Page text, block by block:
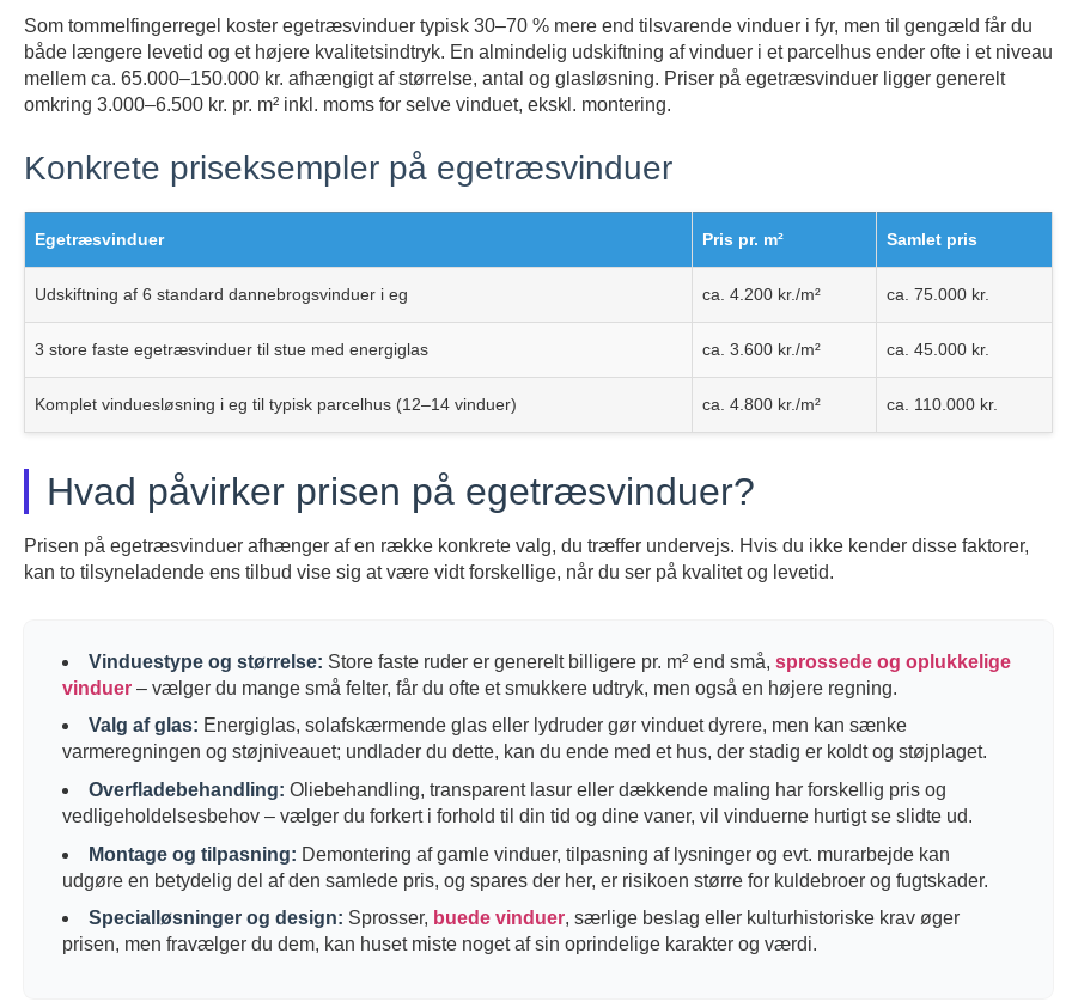
Som tommelfingerregel koster egetræsvinduer typisk 30–70 % mere end tilsvarende vinduer i fyr, men til gengæld får du
både længere levetid og et højere kvalitetsindtryk. En almindelig udskiftning af vinduer i et parcelhus ender ofte i et niveau
mellem ca. 65.000–150.000 kr. afhængigt af størrelse, antal og glasløsning. Priser på egetræsvinduer ligger generelt
omkring 3.000–6.500 kr. pr. m² inkl. moms for selve vinduet, ekskl. montering.
Konkrete priseksempler på egetræsvinduer
Egetræsvinduer Pris pr. m² Samlet pris
Udskiftning af 6 standard dannebrogsvinduer i eg ca. 4.200 kr./m² ca. 75.000 kr.
3 store faste egetræsvinduer til stue med energiglas ca. 3.600 kr./m² ca. 45.000 kr.
Komplet vinduesløsning i eg til typisk parcelhus (12–14 vinduer) ca. 4.800 kr./m² ca. 110.000 kr.
Hvad påvirker prisen på egetræsvinduer?
Prisen på egetræsvinduer afhænger af en række konkrete valg, du træffer undervejs. Hvis du ikke kender disse faktorer,
kan to tilsyneladende ens tilbud vise sig at være vidt forskellige, når du ser på kvalitet og levetid.
Vinduestype og størrelse: Store faste ruder er generelt billigere pr. m² end små, sprossede og oplukkelige
vinduer – vælger du mange små felter, får du ofte et smukkere udtryk, men også en højere regning.
Valg af glas: Energiglas, solafskærmende glas eller lydruder gør vinduet dyrere, men kan sænke
varmeregningen og støjniveauet; undlader du dette, kan du ende med et hus, der stadig er koldt og støjplaget.
Overfladebehandling: Oliebehandling, transparent lasur eller dækkende maling har forskellig pris og
vedligeholdelsesbehov – vælger du forkert i forhold til din tid og dine vaner, vil vinduerne hurtigt se slidte ud.
Montage og tilpasning: Demontering af gamle vinduer, tilpasning af lysninger og evt. murarbejde kan
udgøre en betydelig del af den samlede pris, og spares der her, er risikoen større for kuldebroer og fugtskader.
Specialløsninger og design: Sprosser, buede vinduer, særlige beslag eller kulturhistoriske krav øger
prisen, men fravælger du dem, kan huset miste noget af sin oprindelige karakter og værdi.